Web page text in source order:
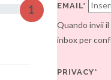
1 EMAIL*
Quando invii
inbox per
PRIVACY*